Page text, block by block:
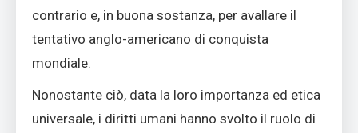
contrario e, in buona sostanza, per avallare il
tentativo anglo-americano di conquista
mondiale.
Nonostante ciò, data la loro importanza ed etica
universale, i diritti umani hanno svolto il ruolo di